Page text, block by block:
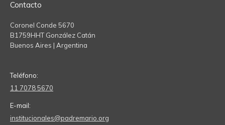
Contacto
Coronel Conde 5670
B1759HHT González Catán
Buenos Aires | Argentina
Teléfono:
11 7078 5670
E-mail:
institucionales@padremario.org